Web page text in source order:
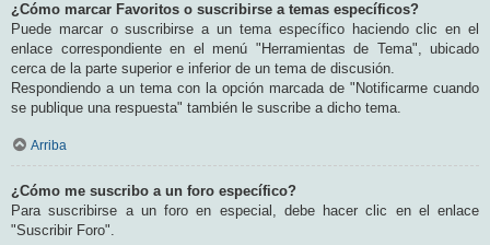
¿Cómo marcar Favoritos o suscribirse a temas específicos?
Puede marcar o suscribirse a un tema específico haciendo clic en el
enlace correspondiente en el menú "Herramientas de Tema", ubicado
cerca de la parte superior e inferior de un tema de discusión.
Respondiendo a un tema con la opción marcada de "Notificarme cuando
se publique una respuesta" también le suscribe a dicho tema.
Arriba
¿Cómo me suscribo a un foro específico?
Para suscribirse a un foro en especial, debe hacer clic en el enlace
"Suscribir Foro".